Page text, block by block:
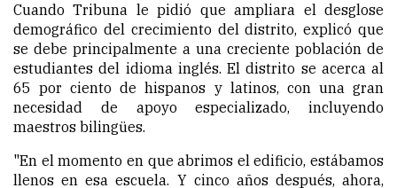
Cuando Tribuna le pidió que ampliara el desglose
demográfico del crecimiento del distrito, explicó que
se debe principalmente a una creciente población de
estudiantes del idioma inglés. El distrito se acerca al
65 por ciento de hispanos y latinos, con una gran
necesidad de apoyo especializado, incluyendo
maestros bilingües.
"En el momento en que abrimos el edificio, estábamos
llenos en esa escuela. Y cinco años después, ahora,